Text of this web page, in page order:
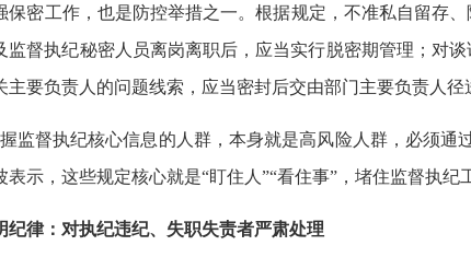
密工作，也是防控举措之一。根据规定，不准私自留存
监督执纪秘密人员离岗离职后，应当实行脱密期管理；对
主要负责人的问题线索，应当密封后交由部门主要负责人
监督执纪核心信息的人群，本身就是高风险人群，必须通
表示，这些规定核心就是“盯住人”“看住事”，堵住监督执
律：对执纪违纪、失职失责者严肃处理